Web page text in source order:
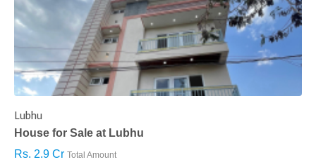
Lubhu
House for Sale at Lubhu
Rs. 2.9 Cr Total Amount